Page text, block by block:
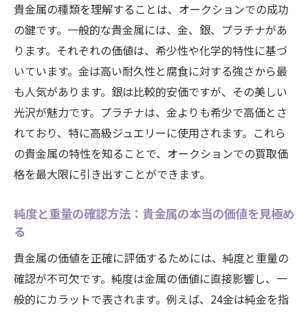
貴金属の種類を理解することは、オークションでの成功
の鍵です。一般的な貴金属には、金、銀、プラチナがあ
ります。それぞれの価値は、希少性や化学的特性に基づ
いています。金は高い耐久性と腐食に対する強さから最
も人気があります。銀は比較的安価ですが、その美しい
光沢が魅力です。プラチナは、金よりも希少で高価とさ
れており、特に高級ジュエリーに使用されます。これら
の貴金属の特性を知ることで、オークションでの買取価
格を最大限に引き出すことができます。
純度と重量の確認方法：貴金属の本当の価値を見極め
る
貴金属の価値を正確に評価するためには、純度と重量の
確認が不可欠です。純度は金属の価値に直接影響し、一
般的にカラットで表されます。例えば、24金は純金を指